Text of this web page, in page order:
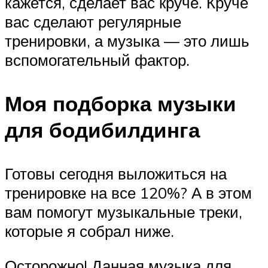
вас сделают регулярные
тренировки, а музыка — это лишь
вспомогательный фактор.
Моя подборка музыки
для бодибилдинга
Готовы сегодня выложиться на
тренировке на все 120%? А в этом
вам помогут музыкальные треки,
которые я собрал ниже.